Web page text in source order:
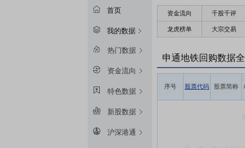
首页
我的数据
热门数据
资金流向
特色数据
新股数据
沪深港通
资金流向 千股千评
龙虎榜单 大宗交易
申通地铁回购数据
序号 股票代码 股票简称